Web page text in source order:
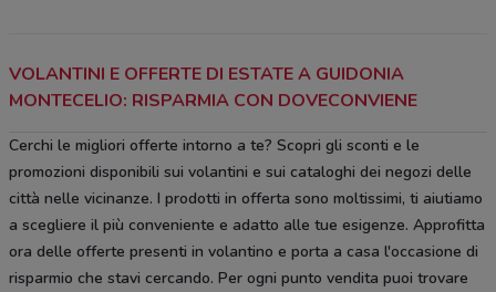
VOLANTINI E OFFERTE DI ESTATE A GUIDONIA
MONTECELIO: RISPARMIA CON DOVECONVIENE
Cerchi le migliori offerte intorno a te? Scopri gli sconti e le
promozioni disponibili sui volantini e sui cataloghi dei negozi delle
città nelle vicinanze. I prodotti in offerta sono moltissimi, ti aiutiamo
a scegliere il più conveniente e adatto alle tue esigenze. Approfitta
ora delle offerte presenti in volantino e porta a casa l'occasione di
risparmio che stavi cercando. Per ogni punto vendita puoi trovare